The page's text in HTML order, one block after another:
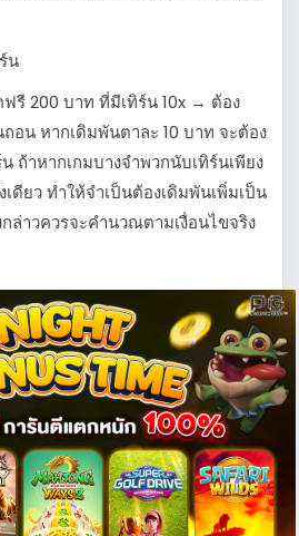
น
รี 200 บาท ที่มีเทิร์น 10x → ต้อง
อน หากเดิมพันตาละ 10 บาท จะต้อง
ถ้าหากเกมบางจำพวกนับเทิร์นเพียง
ดียว ทำให้จำเป็นต้องเดิมพันเพิ่มเป็น
ล่าวควรจะคำนวณตามเงื่อนไขจริง